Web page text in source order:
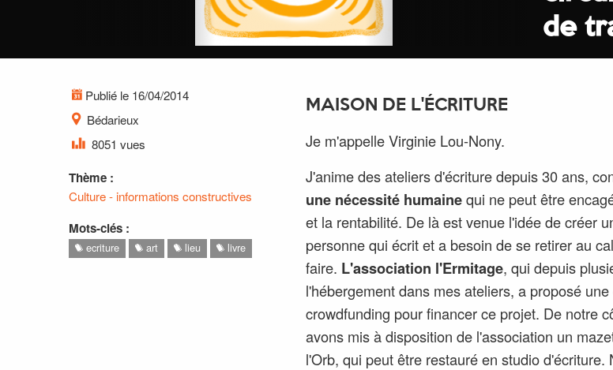
de
Publié le 16/04/2014
Bédarieux
8051 vues
Thème :
Culture - informations constructives
Mots-clés :
ecriture art lieu livre
MAISON DE L'ÉCRITURE
Je m'appelle Virginie Lou-Nony.
J'anime des ateliers d'écriture depuis 30 ans,
une nécessité humainequi ne peut être
et la rentabilité. De là est venue l'idée de créer
personne qui écrit et a besoin de se retirer au
faire. L'association l'Ermitage, qui depuis
l'hébergement dans mes ateliers, a proposé
crowdfunding pour financer ce projet. De notre
avons mis à disposition de l'association un
l'Orb, qui peut être restauré en studio d'écriture.